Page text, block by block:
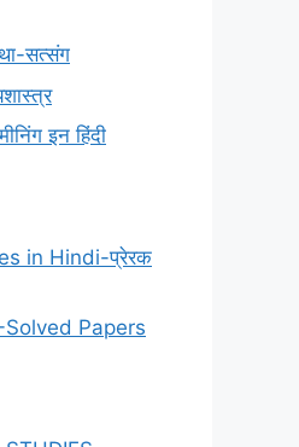
सत्संग
इन हिंदी
in Hindi-प्रेरक
Solved Papers